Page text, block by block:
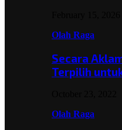
Olah Raga
Secara
Terpilih
Olah Raga